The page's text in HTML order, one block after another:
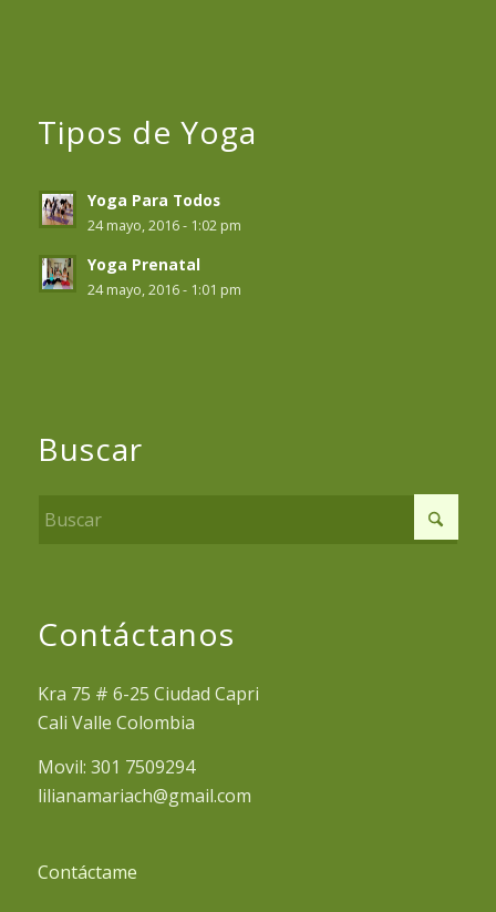
Tipos de Yoga
Yoga Para Todos
24 mayo, 2016 - 1:02 pm
Yoga Prenatal
24 mayo, 2016 - 1:01 pm
Buscar
Contáctanos
Kra 75 # 6-25 Ciudad Capri
Cali Valle Colombia
Movil: 301 7509294
lilianamariach@gmail.com
Contáctame